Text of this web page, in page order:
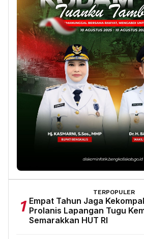
TERPOPULER
1 Empat Tahun Jaga
Prolanis Lapangan Tugu
Semarakkan HUT RI